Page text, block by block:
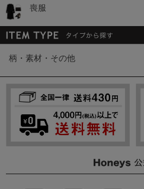
喪服
柄・素材・その他